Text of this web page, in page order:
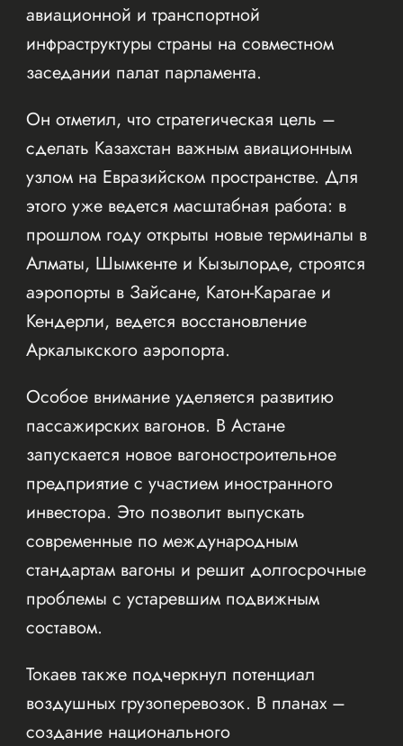
авиационной и транспортной
инфраструктуры страны на совместном
заседании палат парламента.
Он отметил, что стратегическая цель –
сделать Казахстан важным авиационным
узлом на Евразийском пространстве. Для
этого уже ведется масштабная работа: в
прошлом году открыты новые терминалы в
Алматы, Шымкенте и Кызылорде, строятся
аэропорты в Зайсане, Катон-Карагае и
Кендерли, ведется восстановление
Аркалыкского аэропорта.
Особое внимание уделяется развитию
пассажирских вагонов. В Астане
запускается новое вагоностроительное
предприятие с участием иностранного
инвестора. Это позволит выпускать
современные по международным
стандартам вагоны и решит долгосрочные
проблемы с устаревшим подвижным
составом.
Токаев также подчеркнул потенциал
воздушных грузоперевозок. В планах –
создание национального